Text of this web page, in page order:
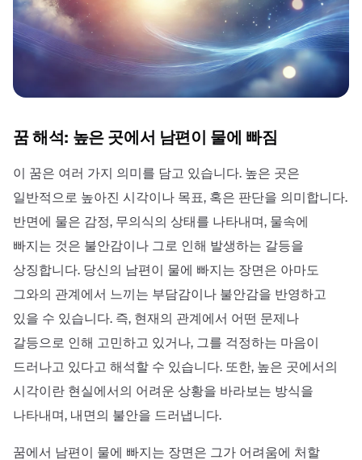
꿈 해석: 높은 곳에서 남편이 물에 빠짐
이 꿈은 여러 가지 의미를 담고 있습니다. 높은 곳은
일반적으로 높아진 시각이나 목표, 혹은 판단을 의미합니다.
반면에 물은 감정, 무의식의 상태를 나타내며, 물속에
빠지는 것은 불안감이나 그로 인해 발생하는 갈등을
상징합니다. 당신의 남편이 물에 빠지는 장면은 아마도
그와의 관계에서 느끼는 부담감이나 불안감을 반영하고
있을 수 있습니다. 즉, 현재의 관계에서 어떤 문제나
갈등으로 인해 고민하고 있거나, 그를 걱정하는 마음이
드러나고 있다고 해석할 수 있습니다. 또한, 높은 곳에서의
시각이란 현실에서의 어려운 상황을 바라보는 방식을
나타내며, 내면의 불안을 드러냅니다.
꿈에서 남편이 물에 빠지는 장면은 그가 어려움에 처할